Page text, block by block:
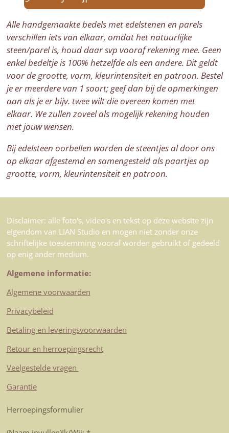
Alle handgemaakte bedels met edelstenen en parels
verschillen iets van elkaar, omdat het natuurlijke
steen/parel is, houd daar svp vooraf rekening mee. Geen
enkel bedeltje is 100% hetzelfde als een andere. Dit geldt
voor de grootte, vorm, kleurintensiteit en patroon. Bestel
je er meerdere van 1 soort; geef dan bij de opmerkingen
aan als je er bijv. twee wilt die overeen komen met
elkaar. We zullen zoveel als mogelijk rekening houden
met jouw wensen.
Bij edelsteen oorbellen worden de steentjes al door ons
op elkaar afgestemd en samengesteld als paartjes op
grootte, vorm, kleurintensiteit en patroon.
Disclaimer: alle foto's, video's en tekst op deze website zijn
eigendom van LIAN Studio en mogen niet zonder onze
schriftelijke toestemming vooraf worden gebruikt of gedeeld
op enig ander medium.
Algemene informatie:
Algemene voorwaarden
Privacybeleid
Betaling en leveringsvoorwaarden
Retour en herroepingsrecht
Veelgestelde vragen
Garantie
Herroepingsformulier